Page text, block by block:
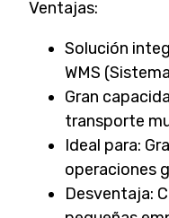
Ventajas:
Solución
WMS
Gran
transporte
Ideal para:
operaciones
Desventaja: